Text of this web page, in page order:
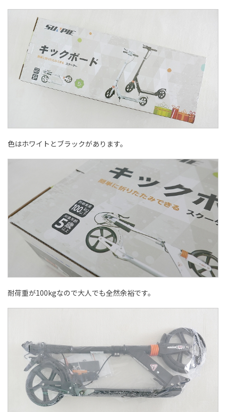
色はホワイトとブラックがあります。
耐荷重が100kgなので大人でも全然余裕です。